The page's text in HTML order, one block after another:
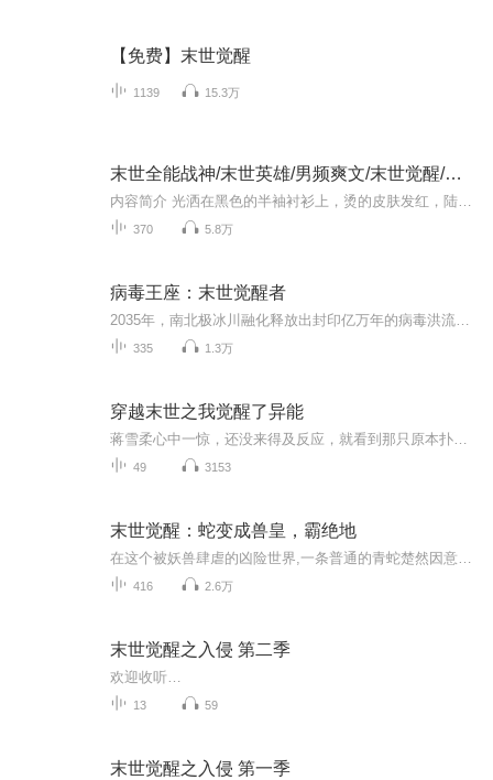
【免费】末世觉醒
1139 15.3万
末世全能战神/末世英雄/男频爽文/末世觉醒/战神
370 5.8万
病毒王座：末世觉醒者
335 1.3万
穿越末世之我觉醒了异能
49 3153
末世觉醒：蛇变成兽皇，霸绝地
416 2.6万
末世觉醒之入侵 第二季
欢迎收听…
13 59
末世觉醒之入侵 第一季